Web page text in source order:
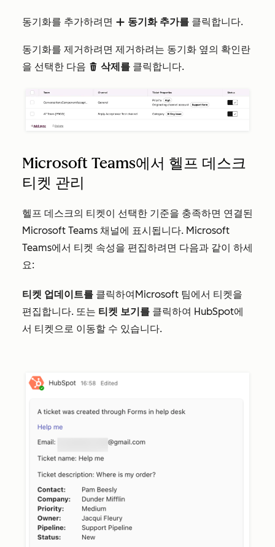
동기화를 추가하려면 add 동기화 추가를 클릭합니다.
동기화를 제거하려면 제거하려는 동기화 옆의 확인란
을 선택한 다음 delete 삭제를 클릭합니다.
Microsoft Teams에서 헬프 데스크
티켓 관리
헬프 데스크의 티켓이 선택한 기준을 충족하면 연결된
Microsoft Teams 채널에 표시됩니다. Microsoft
Teams에서 티켓 속성을 편집하려면 다음과 같이 하세
요:
티켓 업데이트를 클릭하여Microsoft 팀에서 티켓을
편집합니다. 또는 티켓 보기를 클릭하여 HubSpot에
서 티켓으로 이동할 수 있습니다.